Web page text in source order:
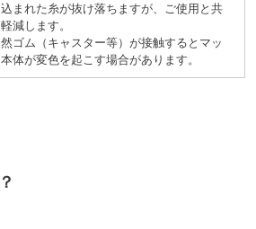
まれた糸が抜け落ちますが、ご使用と共
減します。
ゴム
キャスター等
が接触するとマッ
本体が変色を起こす場合があります。